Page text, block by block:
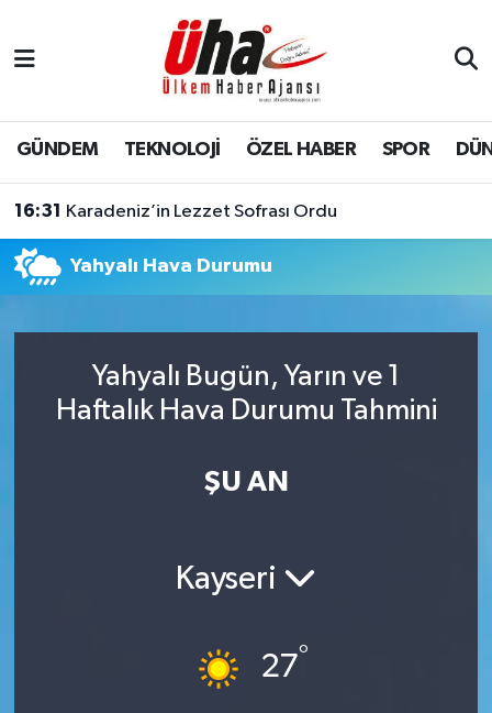
GÜNDEM TEKNOLOJİ ÖZEL HABER SPOR
16:31 Karadeniz’in Lezzet Sofrası Ordu
Yahyalı Hava Durumu
Yahyalı Bugün, Yarın ve 1
Haftalık Hava Durumu Tahmini
ŞU AN
Kayseri
27°
İstanbul Nöbetçi Eczaneler
İstanbul Hava Durumu
Tüm Manşetler
Son Dakika Haberleri